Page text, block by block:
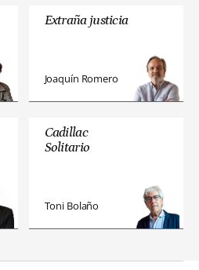
Extraña justicia
Joaquín Romero
Cadillac
Solitario
Toni Bolaño